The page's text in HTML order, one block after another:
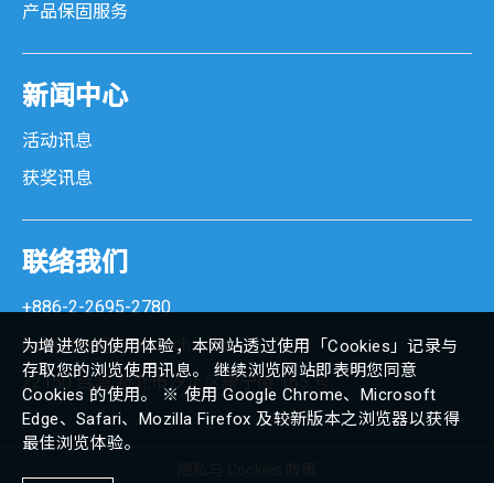
产品保固服务
新闻中心
活动讯息
获奖讯息
联络我们
+886-2-2695-2780
marketing@senortech.com
22150 台湾 新北市汐止区康宁街 165 号
为增进您的使用体验，本网站透过使用「Cookies」记录与
存取您的浏览使用讯息。 继续浏览网站即表明您同意
Cookies 的使用。 ※ 使用 Google Chrome、Microsoft
Edge、Safari、Mozilla Firefox 及较新版本之浏览器以获得
最佳浏览体验。